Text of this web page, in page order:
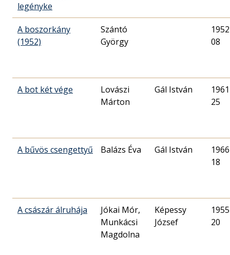
legényke
A boszorkány
(1952)
Szántó
György
08
A bot két vége
Lovászi
Márton
Gál István
25
A bűvös csengettyű Balázs Éva Gál István
18
A császár álruhája
Jókai Mór,
Munkácsi
Magdolna
Képessy
József
20